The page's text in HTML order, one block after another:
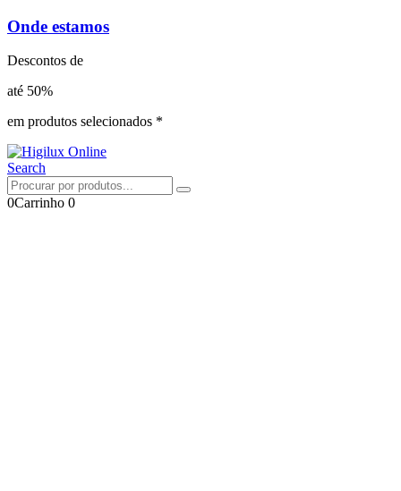
Onde estamos
Descontos de
até 50%
em produtos selecionados *
Search
0Carrinho 0